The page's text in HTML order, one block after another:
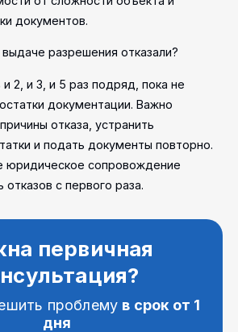
документов.
разрешения отказали?
2, и 3, и 5 раз подряд, пока не
документации. Важно
отказа, устранить
и подать документы повторно.
юридическое сопровождение
с первого раза.
первичная
проблему в срок от 1
дня